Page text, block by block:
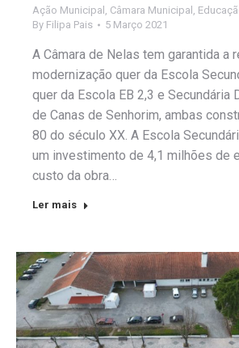
Ação Municipal , Câmara Municipal ,
By Filipa Pais 5 Março 2021
A Câmara de Nelas tem garantida a
modernização quer da Escola
quer da Escola EB 2,3 e Secundária
de Canas de Senhorim, ambas
80 do século XX. A Escola
um investimento de 4,1 milhões de
custo da obra…
Ler mais